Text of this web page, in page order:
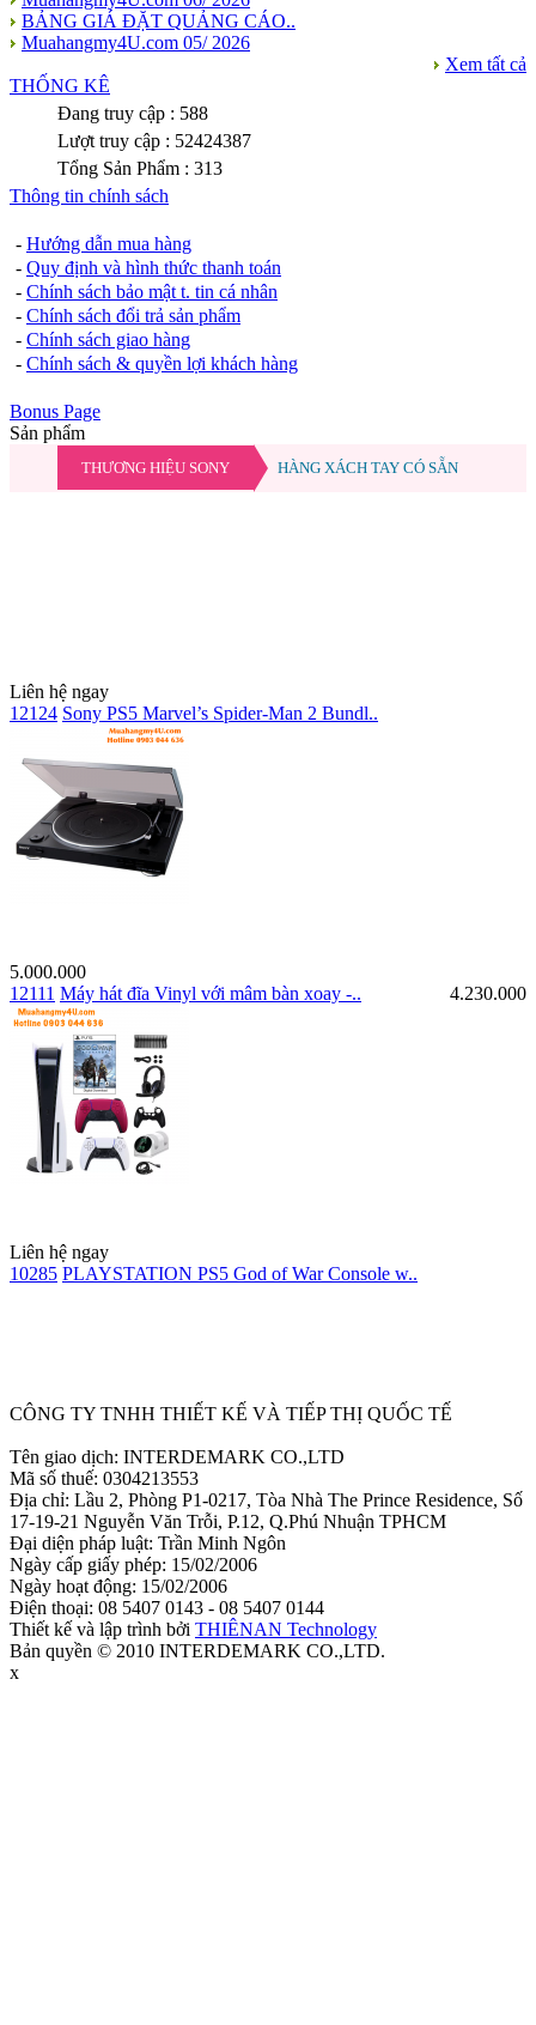
BẢNG GIÁ ĐẶT QUẢNG CÁO..
Muahangmy4U.com 05/ 2026
Xem tất cả
THỐNG KÊ
Đang truy cập : 588
Lượt truy cập : 52424387
Tổng Sản Phẩm : 313
Thông tin chính sách
- Hướng dẫn mua hàng
- Quy định và hình thức thanh toán
- Chính sách bảo mật t. tin cá nhân
- Chính sách đổi trả sản phẩm
- Chính sách giao hàng
- Chính sách & quyền lợi khách hàng
Bonus Page
Sản phẩm
THƯƠNG HIỆU SONY HÀNG XÁCH TAY CÓ SẴN
Liên hệ ngay
12124 Sony PS5 Marvel’s Spider-Man 2 Bundl..
5.000.000
4.230.000
12111 Máy hát đĩa Vinyl với mâm bàn xoay -..
Liên hệ ngay
10285 PLAYSTATION PS5 God of War Console w..
CÔNG TY TNHH THIẾT KẾ VÀ TIẾP THỊ QUỐC TẾ
Tên giao dịch: INTERDEMARK CO.,LTD
Mã số thuế: 0304213553
Địa chỉ: Lầu 2, Phòng P1-0217, Tòa Nhà The Prince Residence, Số
17-19-21 Nguyễn Văn Trỗi, P.12, Q.Phú Nhuận TPHCM
Đại diện pháp luật: Trần Minh Ngôn
Ngày cấp giấy phép: 15/02/2006
Ngày hoạt động: 15/02/2006
Điện thoại: 08 5407 0143 - 08 5407 0144
Thiết kế và lập trình bởi THIÊNAN Technology
Bản quyền © 2010 INTERDEMARK CO.,LTD.
x